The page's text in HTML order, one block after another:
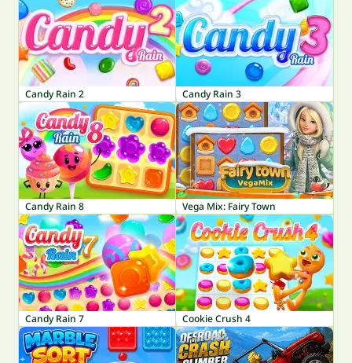
Candy Rain 2 Candy Rain 3
Candy Rain 8 Vega Mix: Fairy Town
Candy Rain 7 Cookie Crush 4